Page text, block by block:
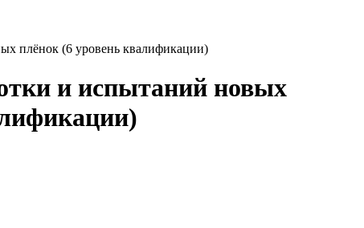
плёнок (6 уровень квалификации)
и испытаний новых